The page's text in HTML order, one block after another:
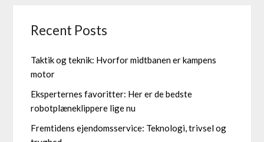
Recent Posts
Taktik og teknik: Hvorfor midtbanen er kampens
motor
Eksperternes favoritter: Her er de bedste
robotplæneklippere lige nu
Fremtidens ejendomsservice: Teknologi, trivsel og